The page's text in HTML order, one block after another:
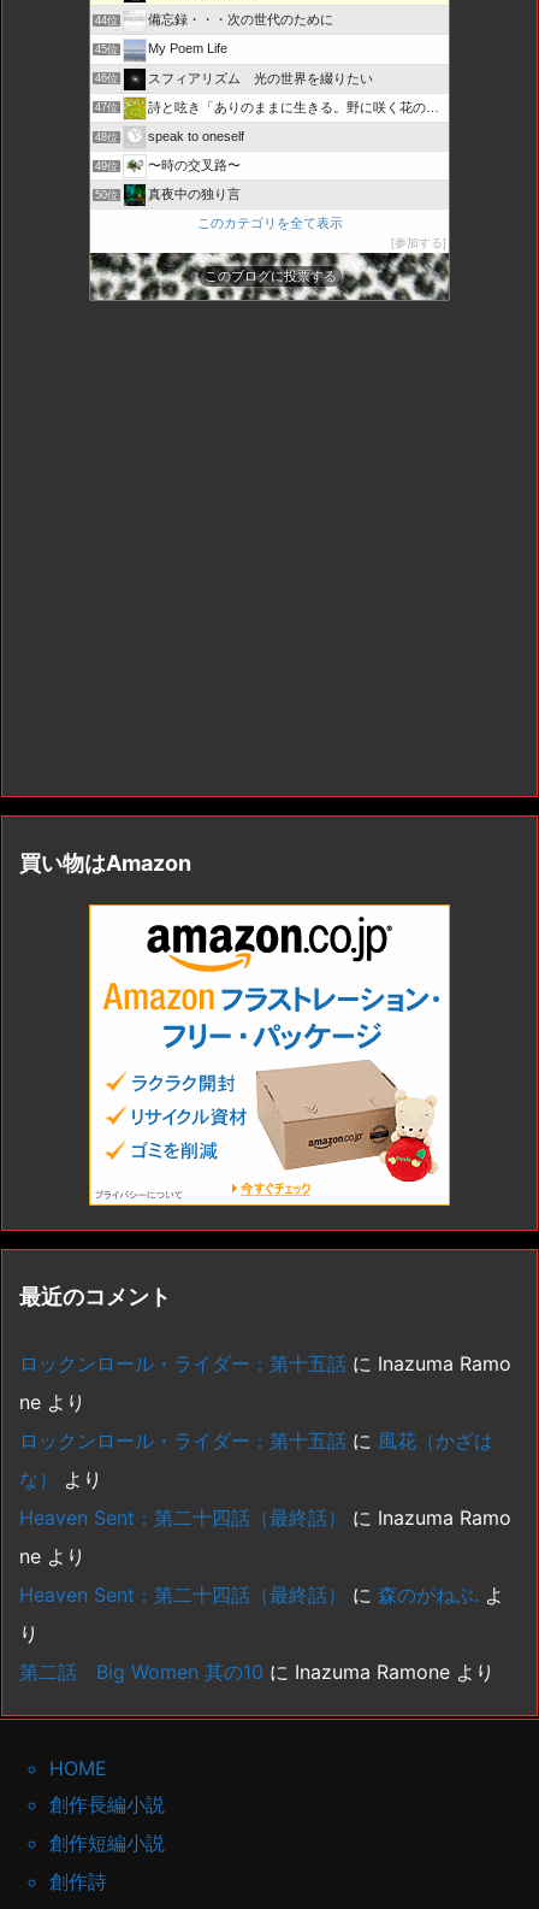
44位 備忘録・・・次の世代のために
45位 My Poem Life
46位 スフィアリズム 光の世界を綴りたい
47位 詩と呟き「ありのままに生きる。野に咲く花のように・・・」
48位 speak to oneself
49位 〜時の交叉路〜
50位
真夜中の独り言
このカテゴリを全て表示
参加する
このブログに投票する
買い物はAmazon
最近のコメント
ロックンロール・ライダー：第十五話 に Inazuma Ramo
ne より
ロックンロール・ライダー：第十五話 に 風花（かざは
な）
より
Heaven Sent：第二十四話（最終話）
に Inazuma Ramo
ne より
Heaven Sent：第二十四話（最終話）
に 森のがねぶ. よ
り
第二話 Big Women 其の10 に Inazuma Ramone より
HOME
創作長編小説
創作短編小説
創作詩